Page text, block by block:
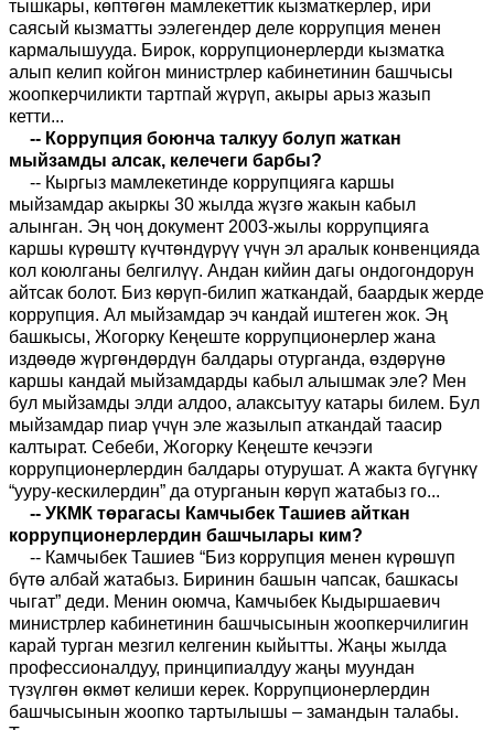
тышкары, көптөгөн мамлекеттик кызматкерлер, ири
саясый кызматты ээлегендер деле коррупция менен
кармалышууда. Бирок, коррупционерлерди кызматка
алып келип койгон министрлер кабинетинин башчысы
жоопкерчиликти тартпай жүрүп, акыры арыз жазып
кетти...
-- Коррупция боюнча талкуу болуп жаткан
мыйзамды алсак, келечеги барбы?
-- Кыргыз мамлекетинде коррупцияга каршы
мыйзамдар акыркы 30 жылда жүзгө жакын кабыл
алынган. Эң чоң документ 2003-жылы коррупцияга
каршы күрөштү күчтөндүрүү үчүн эл аралык конвенцияда
кол коюлганы белгилүү. Андан кийин дагы ондогондорун
айтсак болот. Биз көрүп-билип жаткандай, баардык жерде
коррупция. Ал мыйзамдар эч кандай иштеген жок. Эң
башкысы, Жогорку Кеңеште коррупционерлер жана
издөөдө жүргөндөрдүн балдары отурганда, өздөрүнө
каршы кандай мыйзамдарды кабыл алышмак эле? Мен
бул мыйзамды элди алдоо, алаксытуу катары билем. Бул
мыйзамдар пиар үчүн эле жазылып аткандай таасир
калтырат. Себеби, Жогорку Кеңеште кечээги
коррупционерлердин балдары отурушат. А жакта бүгүнкү
“ууру-кескилердин” да отурганын көрүп жатабыз го...
-- УКМК төрагасы Камчыбек Ташиев айткан
коррупционерлердин башчылары ким?
-- Камчыбек Ташиев “Биз коррупция менен күрөшүп
бүтө албай жатабыз. Биринин башын чапсак, башкасы
чыгат” деди. Менин оюмча, Камчыбек Кыдыршаевич
министрлер кабинетинин башчысынын жоопкерчилигин
карай турган мезгил келгенин кыйытты. Жаңы жылда
профессионалдуу, принципиалдуу жаңы муундан
түзүлгөн өкмөт келиши керек. Коррупционерлердин
башчысынын жоопко тартылышы – замандын талабы.